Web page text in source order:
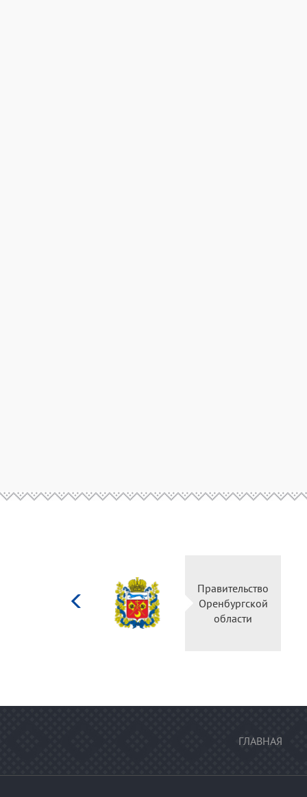
Правительство
Оренбургской
области
ГЛАВНАЯ